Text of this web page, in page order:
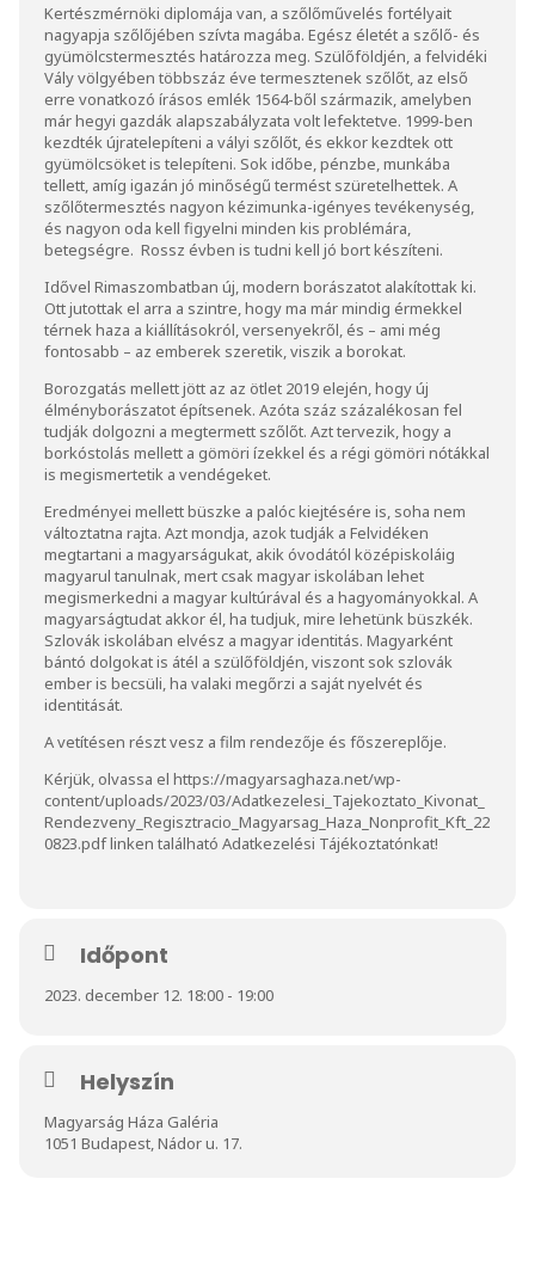
Kertészmérnöki diplomája van, a szőlőművelés fortélyait
nagyapja szőlőjében szívta magába. Egész életét a szőlő- és
gyümölcstermesztés határozza meg. Szülőföldjén, a felvidéki
Vály völgyében többszáz éve termesztenek szőlőt, az első
erre vonatkozó írásos emlék 1564-ből származik, amelyben
már hegyi gazdák alapszabályzata volt lefektetve. 1999-ben
kezdték újratelepíteni a vályi szőlőt, és ekkor kezdtek ott
gyümölcsöket is telepíteni. Sok időbe, pénzbe, munkába
tellett, amíg igazán jó minőségű termést szüretelhettek. A
szőlőtermesztés nagyon kézimunka-igényes tevékenység,
és nagyon oda kell figyelni minden kis problémára,
betegségre. Rossz évben is tudni kell jó bort készíteni.
Idővel Rimaszombatban új, modern borászatot alakítottak ki.
Ott jutottak el arra a szintre, hogy ma már mindig érmekkel
térnek haza a kiállításokról, versenyekről, és – ami még
fontosabb – az emberek szeretik, viszik a borokat.
Borozgatás mellett jött az az ötlet 2019 elején, hogy új
élményborászatot építsenek. Azóta száz százalékosan fel
tudják dolgozni a megtermett szőlőt. Azt tervezik, hogy a
borkóstolás mellett a gömöri ízekkel és a régi gömöri nótákkal
is megismertetik a vendégeket.
Eredményei mellett büszke a palóc kiejtésére is, soha nem
változtatna rajta. Azt mondja, azok tudják a Felvidéken
megtartani a magyarságukat, akik óvodától középiskoláig
magyarul tanulnak, mert csak magyar iskolában lehet
megismerkedni a magyar kultúrával és a hagyományokkal. A
magyarságtudat akkor él, ha tudjuk, mire lehetünk büszkék.
Szlovák iskolában elvész a magyar identitás. Magyarként
bántó dolgokat is átél a szülőföldjén, viszont sok szlovák
ember is becsüli, ha valaki megőrzi a saját nyelvét és
identitását.
A vetítésen részt vesz a film rendezője és főszereplője.
Kérjük, olvassa el https://magyarsaghaza.net/wp-
content/uploads/2023/03/Adatkezelesi_Tajekoztato_Kivonat_
Rendezveny_Regisztracio_Magyarsag_Haza_Nonprofit_Kft_22
0823.pdflinken található Adatkezelési Tájékoztatónkat!
Időpont
2023. december 12. 18:00 - 19:00
Helyszín
Magyarság Háza Galéria
1051 Budapest, Nádor u. 17.